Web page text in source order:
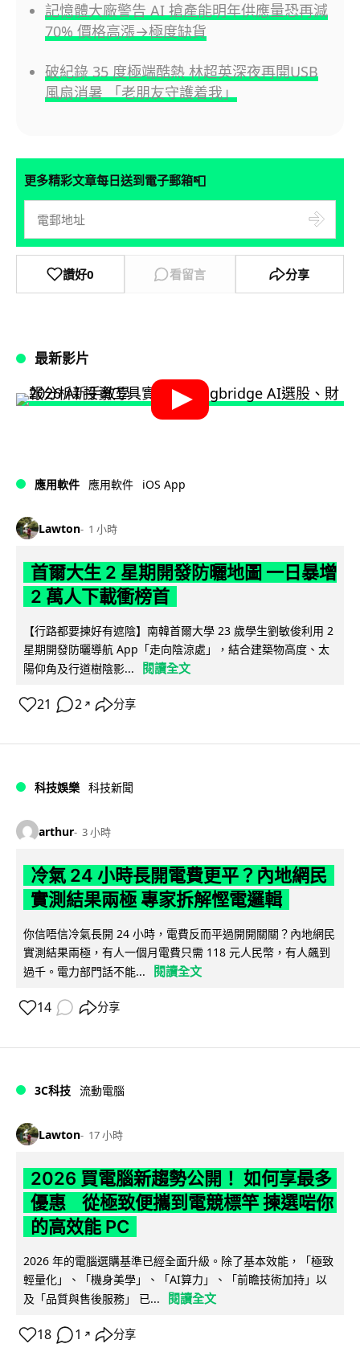
記憶體大廠警告 AI 搶產能明年供應量恐再減
70% 價格高漲→極度缺貨
破紀錄 35 度極端酷熱 林超英深夜再開USB
風扇消暑 「老朋友守護着我」
更多精彩文章每日送到電子郵箱📮
讚好0 看留言 分享
最新影片
應用軟件 應用軟件 iOS App
Lawton 1 小時
首爾大生 2 星期開發防曬地圖 一日暴增
2 萬人下載衝榜首
【行路都要揀好有遮陰】南韓首爾大學 23 歲學生劉敏俊利用 2
星期開發防曬導航 App「走向陰涼處」，結合建築物高度、太
陽仰角及行道樹陰影...
閱讀全文
21 2 ↗ 分享
科技娛樂 科技新聞
arthur 3 小時
冷氣 24 小時長開電費更平？內地網民
實測結果兩極 專家拆解慳電邏輯
你信唔信冷氣長開 24 小時，電費反而平過開開關關？內地網民
實測結果兩極，有人一個月電費只需 118 元人民幣，有人飆到
過千。電力部門話不能...
閱讀全文
14 分享
3C科技 流動電腦
Lawton 17 小時
2026 買電腦新趨勢公開！ 如何享最多
優惠 從極致便攜到電競標竿 揀選啱你
的高效能 PC
2026 年的電腦選購基準已經全面升級。除了基本效能，「極致
輕量化」、「機身美學」、「AI算力」、「前瞻技術加持」以
及「品質與售後服務」 已...
閱讀全文
18 1 ↗ 分享